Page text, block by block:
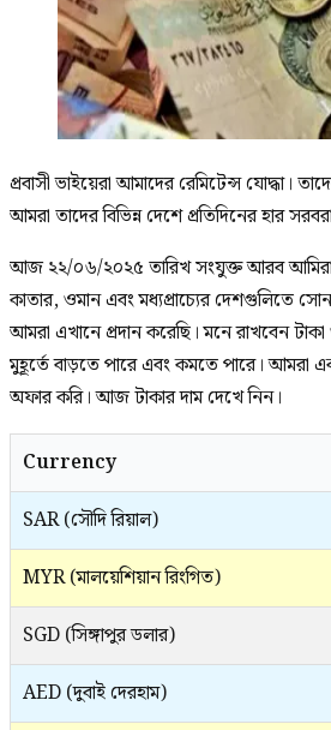
প্রবাসী ভাইয়েরা আমাদের রেমিটেন্স যোদ্ধা।
আমরা তাদের বিভিন্ন দেশে প্রতিদিনের হার
আজ ২২/০৬/২০২৫ তারিখ সংযুক্ত আরব
কাতার, ওমান এবং মধ্যপ্রাচ্যের দেশগুলিতে
আমরা এখানে প্রদান করেছি। মনে রাখবেন
মুহূর্তে বাড়তে পারে এবং কমতে পারে। আমরা
অফার করি। আজ টাকার দাম দেখে নিন।
Currency
SAR (সৌদি রিয়াল)
MYR (মালয়েশিয়ান রিংগিত)
SGD (সিঙ্গাপুর ডলার)
AED (দুবাই দেরহাম)